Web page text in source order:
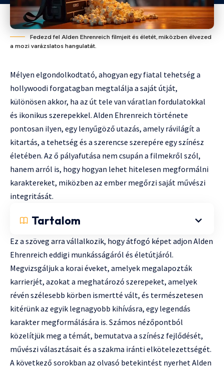
Fedezd fel Alden Ehrenreich filmjeit és életét, miközben élvezed
a mozi varázslatos hangulatát.
Mélyen elgondolkodtató, ahogyan egy fiatal tehetség a
hollywoodi forgatagban megtalálja a saját útját,
különösen akkor, ha az út tele van váratlan fordulatokkal
és ikonikus szerepekkel. Alden Ehrenreich története
pontosan ilyen, egy lenyűgöző utazás, amely rávilágít a
kitartás, a tehetség és a szerencse szerepére egy színész
életében. Az ő pályafutása nem csupán a filmekről szól,
hanem arról is, hogy hogyan lehet hitelesen megformálni
karaktereket, miközben az ember megőrzi saját művészi
integritását.
Tartalom
Ez a szöveg arra vállalkozik, hogy átfogó képet adjon Alden
Ehrenreich eddigi munkásságáról és életútjáról.
Megvizsgáljuk a korai éveket, amelyek megalapozták
karrierjét, azokat a meghatározó szerepeket, amelyek
révén szélesebb körben ismertté vált, és természetesen
kitérünk az egyik legnagyobb kihívásra, egy legendás
karakter megformálására is. Számos nézőpontból
közelítjük meg a témát, bemutatva a színész fejlődését,
művészi választásait és a szakma iránti elkötelezettségét.
A következő sorokban az olvasó betekintést nyerhet Alden